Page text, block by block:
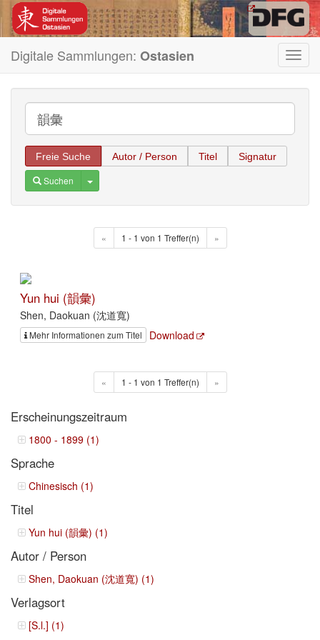
Digitale Sammlungen: Ostasien
Freie Suche Autor / Person Titel Signatur
Suchen Toggle Dropdown
« 1 - 1 von 1 Treffer(n) »
Yun hui (韻彙)
Shen, Daokuan (沈道寬)
Mehr Informationen zum Titel Download
« 1 - 1 von 1 Treffer(n) »
Erscheinungszeitraum
1800 - 1899 (1)
Sprache
Chinesisch (1)
Titel
Yun hui (韻彙) (1)
Autor / Person
Shen, Daokuan (沈道寬) (1)
Verlagsort
[S.l.] (1)